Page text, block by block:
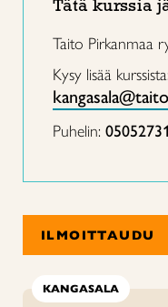
Tätä kurssia
Taito Pirkanmaa
Kysy lisää kurssista:
Puhelin:
ILMOITTAUDU
KANGASALA